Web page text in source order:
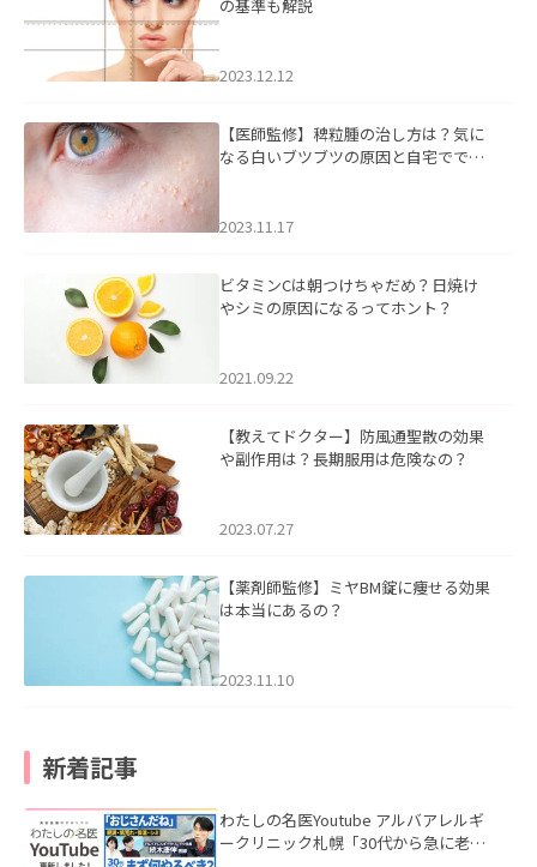
の基準も解説
2023.12.12
【医師監修】稗粒腫の治し方は？気に
なる白いブツブツの原因と自宅ででき
2023.11.17
ビタミンCは朝つけちゃだめ？日焼け
やシミの原因になるってホント？
2021.09.22
【教えてドクター】防風通聖散の効果
や副作用は？長期服用は危険なの？
2023.07.27
【薬剤師監修】ミヤBM錠に痩せる効果
は本当にあるの？
2023.11.10
新着記事
わたしの名医Youtube アルバアレルギ
ークリニック札幌「30代から急に老け